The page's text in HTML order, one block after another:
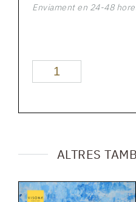
Enviament en 24-48
ALTRES